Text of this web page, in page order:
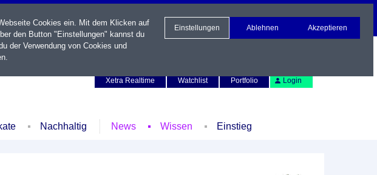
Xetra Realtime
Watchlist Portfolio Login
Nachhaltig News Wissen Einstieg
Cookies ein. Mit dem Klicken auf
den Button "Einstellungen" kannst du
der Verwendung von Cookies und
.
Einstellungen Ablehnen Akzeptieren